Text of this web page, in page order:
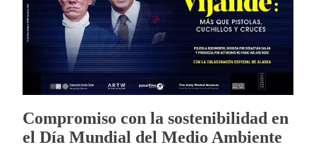
Compromiso con la sostenibilidad en
el Día Mundial del Medio Ambiente